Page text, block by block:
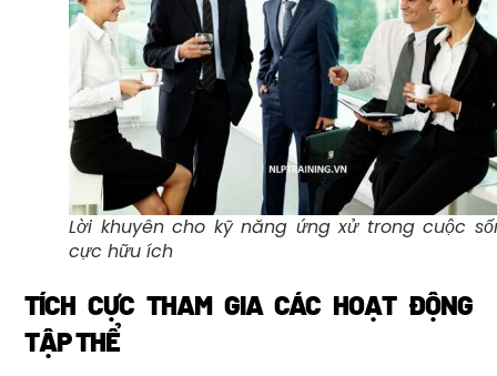
Lời khuyên cho kỹ năng ứng xử trong cuộc
cực hữu ích
TÍCH CỰC THAM GIA CÁC HOẠT ĐỘNG
TẬP THỂ